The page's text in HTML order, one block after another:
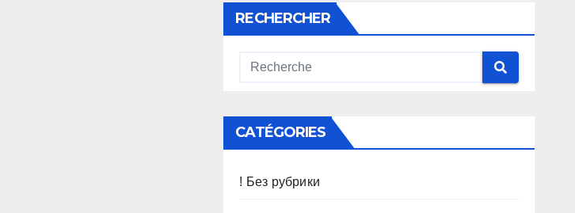
RECHERCHER
CATÉGORIES
! Без рубрики